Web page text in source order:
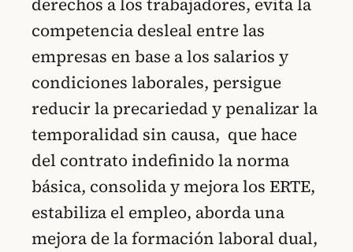
derechos a los trabajadores, evita la
competencia desleal entre las
empresas en base a los salarios y
condiciones laborales, persigue
reducir la precariedad y penalizar la
temporalidad sin causa, que hace
del contrato indefinido la norma
básica, consolida y mejora los ERTE,
estabiliza el empleo, aborda una
mejora de la formación laboral dual,